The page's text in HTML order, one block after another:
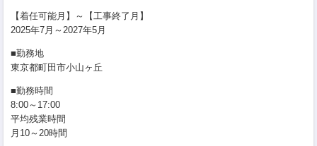
【着任可能月】～【工事終了月】
2025年7月～2027年5月
■勤務地
東京都町田市小山ヶ丘
■勤務時間
8:00～17:00
平均残業時間
月10～20時間